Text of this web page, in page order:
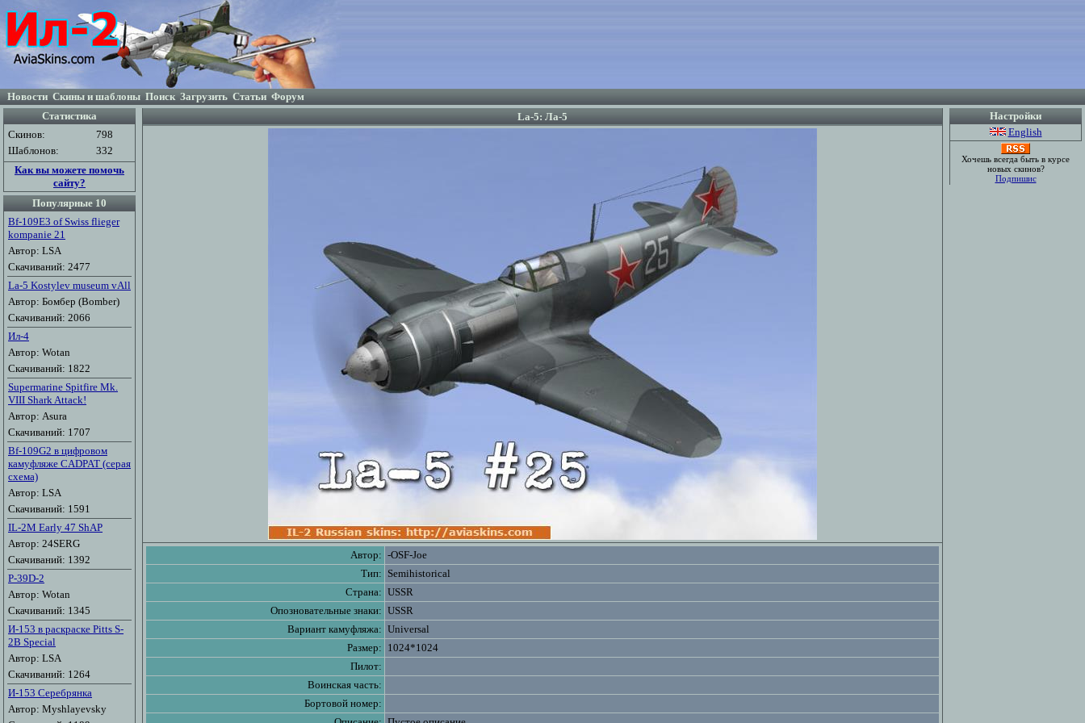
Новости Скины и шаблоны Поиск Загрузить Статьи Форум
Статистика
Скинов:
798
Шаблонов:
332
Как вы можете помочь
сайту?
Популярные 10
Bf-109E3 of Swiss flieger
kompanie 21
Автор: LSA
Скачиваний: 2477
La-5 Kostylev museum vAll
Автор: Бомбер (Bomber)
Скачиваний: 2066
Ил-4
Автор: Wotan
Скачиваний: 1822
Supermarine Spitfire Mk.
VIII Shark Attack!
Автор: Asura
Скачиваний: 1707
Bf-109G2 в цифровом
камуфляже CADPAT (серая
схема)
Автор: LSA
Скачиваний: 1591
IL-2M Early 47 ShAP
Автор: 24SERG
Скачиваний: 1392
P-39D-2
Автор: Wotan
Скачиваний: 1345
И-153 в раскраске Pitts S-
2B Special
Автор: LSA
Скачиваний: 1264
И-153 Серебрянка
Автор: Myshlayevsky
La-5: Ла-5
Автор: -OSF-Joe
Тип: Semihistorical
Страна: USSR
Опозновательные знаки: USSR
Вариант камуфляжа: Universal
Размер: 1024*1024
Пилот:
Воинская часть:
Бортовой номер:
Настройки
English
Хочешь всегда быть в курсе
новых скинов?
Подпишис